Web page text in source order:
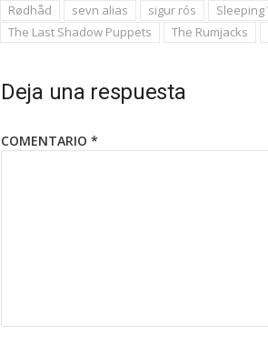
Rødhåd
sevn alias sigur rós Sleeping
The Last Shadow Puppets
The Rumjacks
Deja una respuesta
COMENTARIO *